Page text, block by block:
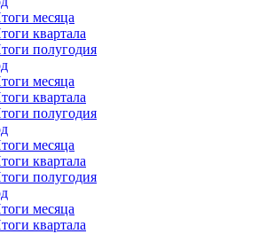
месяца
квартала
полугодия
месяца
квартала
полугодия
месяца
квартала
полугодия
месяца
квартала